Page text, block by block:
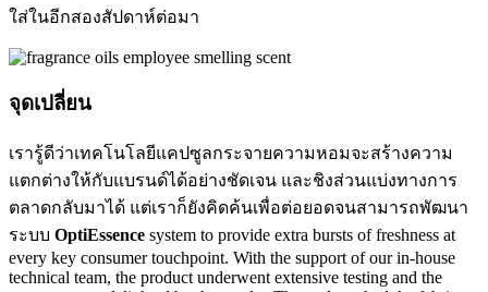
ใส่ในอีกสองสัปดาห์ต่อมา
จุดเปลี่ยน
เรารู้ดีว่าเทคโนโลยีแคปซูลกระจายความหอมจะสร้างความ
แตกต่างให้กับแบรนด์ได้อย่างชัดเจน และชิงส่วนแบ่งทางการ
ตลาดกลับมาได้ แต่เราก็ยังคิดค้นเพื่อต่อยอดจนสามารถพัฒนา
ระบบ OptiEssence system to provide extra bursts of freshness at
every key consumer touchpoint. With the support of our in-house
technical team, the product underwent extensive testing and the